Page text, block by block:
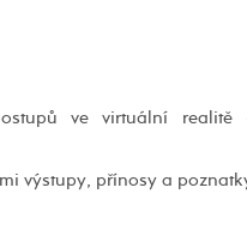
ve virtuální realitě
výstupy, přínosy a